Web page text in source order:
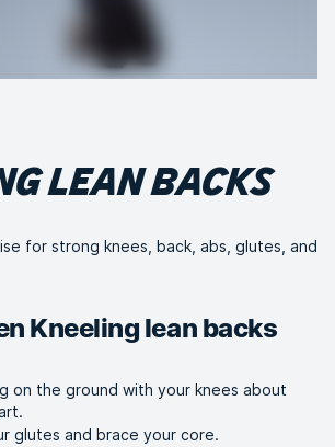
LEAN BACKS
for strong knees, back, abs, glutes, and
Kneeling lean backs
on the ground with your knees about
glutes and brace your core.